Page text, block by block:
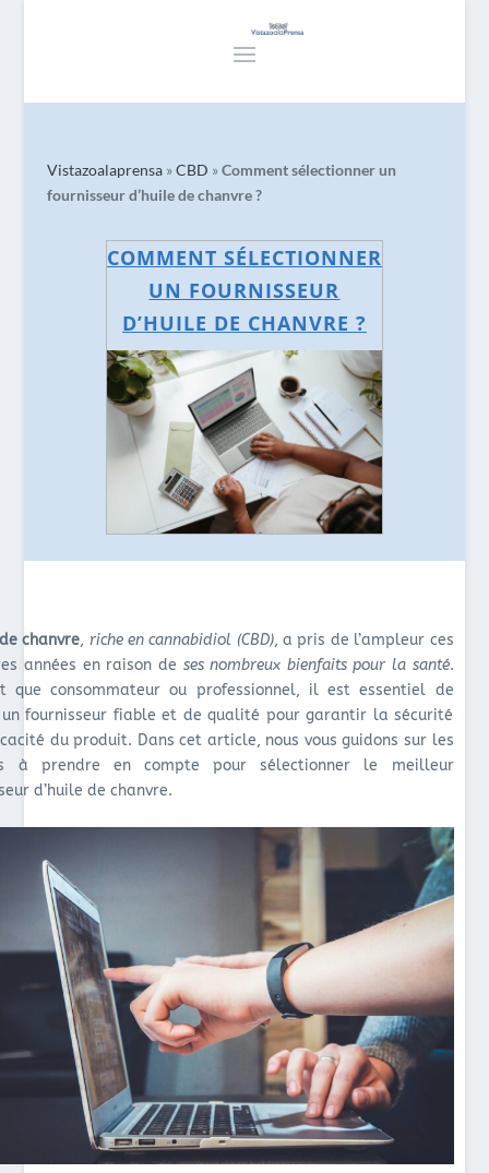
Vistazoalaprensa»CBD »Comment sélectionner un
fournisseur d’huile de chanvre ?
COMMENT SÉLECTIONNER
UN FOURNISSEUR
D’HUILE DE CHANVRE ?
chanvre, riche en cannabidiol (CBD), a pris de l’ampleur ces
années en raison de ses nombreux bienfaits pour la santé.
que consommateur ou professionnel, il est essentiel de
fournisseur fiable et de qualité pour garantir la sécurité
du produit. Dans cet article, nous vous guidons sur les
à prendre en compte pour sélectionner le meilleur
d’huile de chanvre.